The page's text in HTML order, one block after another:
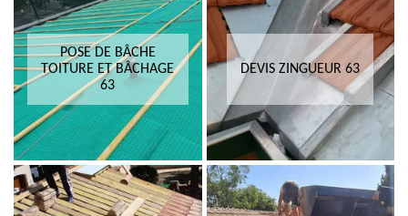
POSE DE BÂCHE
TOITURE ET BÂCHAGE
63
DEVIS ZINGUEUR 63